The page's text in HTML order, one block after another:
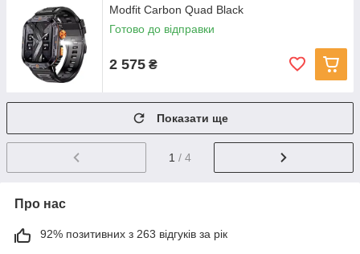
Modfit Carbon Quad Black
Готово до відправки
2 575 ₴
Показати ще
1 / 4
Про нас
92% позитивних з 263 відгуків за рік